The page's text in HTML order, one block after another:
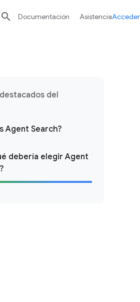
del
Agent Search?
debería elegir Agent
 Documentación AsistenciaAcceder